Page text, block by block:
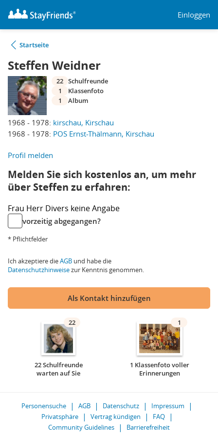
Einloggen
Startseite
Steffen Weidner
1968 - 1978: kirschau, Kirschau
1968 - 1978: POS Ernst-Thälmann, Kirschau
22 Schulfreunde
1
Klassenfoto
1
Album
Profil melden
Melden Sie sich kostenlos an, um mehr
über Steffen zu erfahren:
Frau Herr Divers keine Angabe
vorzeitig abgegangen?
* Pflichtfelder
Ich akzeptiere dieAGB und habe die
Datenschutzhinweisezur Kenntnis genommen.
Als Kontakt hinzufügen
22
22 Schulfreunde
warten auf Sie
1
1 Klassenfoto voller
Erinnerungen
Personensuche AGB Datenschutz
Impressum
Privatsphäre
Vertrag kündigen
FAQ
Community Guidelines
Barrierefreiheit